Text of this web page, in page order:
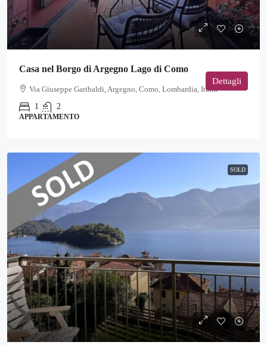
Casa nel Borgo di Argegno Lago di Como
Via Giuseppe Garibaldi, Argegno, Como, Lombardia, Italia
1
2
APPARTAMENTO
Dettagli
SOLD